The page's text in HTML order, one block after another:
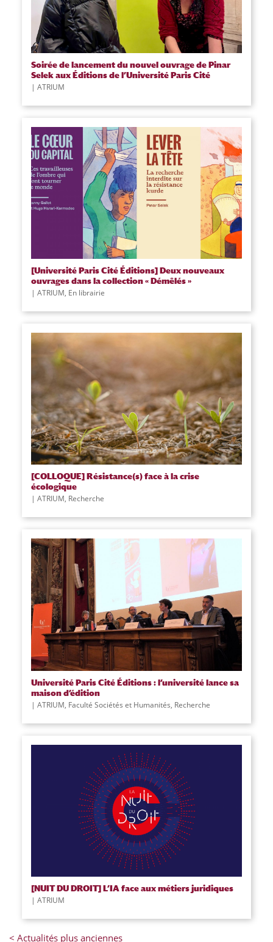
Soirée de lancement du nouvel ouvrage de Pinar
Selek aux Éditions de l’Université Paris Cité
| ATRIUM
[Université Paris Cité Éditions] Deux nouveaux
ouvrages dans la collection « Démêlés »
| ATRIUM, En librairie
[COLLOQUE] Résistance(s) face à la crise
écologique
| ATRIUM, Recherche
Université Paris Cité Éditions : l’université lance sa
maison d’édition
| ATRIUM, Faculté Sociétés et Humanités, Recherche
[NUIT DU DROIT] L’IA face aux métiers juridiques
| ATRIUM